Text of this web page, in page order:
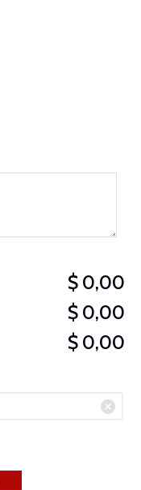
$ 0,00
$ 0,00
$ 0,00